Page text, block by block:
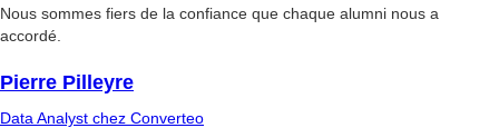
Nous sommes fiers de la confiance que chaque alumni nous a
accordé.
Pierre Pilleyre
Data Analyst chez Converteo